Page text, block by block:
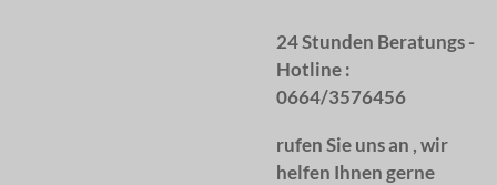
24 Stunden Beratungs -
Hotline :
0664/3576456
rufen Sie uns an , wir
helfen Ihnen gerne